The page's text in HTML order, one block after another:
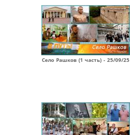
Село Рашков (1 часть) - 25/09/25